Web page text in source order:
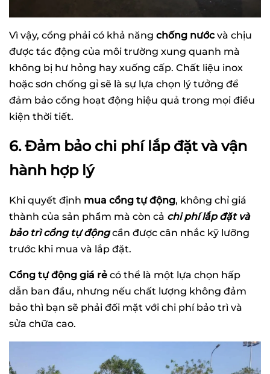
Vì vậy, cổng phải có khả năng chống nướcvà chịu
được tác động của môi trường xung quanh mà
không bị hư hỏng hay xuống cấp. Chất liệu inox
hoặc sơn chống gỉ sẽ là sự lựa chọn lý tưởng để
đảm bảo cổng hoạt động hiệu quả trong mọi điều
kiện thời tiết.
6. Đảm bảo chi phí lắp đặt và vận
hành hợp lý
Khi quyết định mua cổng tự động, không chỉ giá
thành của sản phẩm mà còn cả chi phí lắp đặt và
bảo trì cổng tự độngcần được cân nhắc kỹ lưỡng
trước khi mua và lắp đặt.
Cổng tự động giá rẻ có thể là một lựa chọn hấp
dẫn ban đầu, nhưng nếu chất lượng không đảm
bảo thì bạn sẽ phải đối mặt với chi phí bảo trì và
sửa chữa cao.